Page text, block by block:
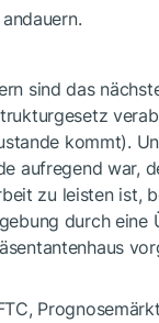
sind das
kommt).
aufregend war,
zu leisten ist,
durch eine